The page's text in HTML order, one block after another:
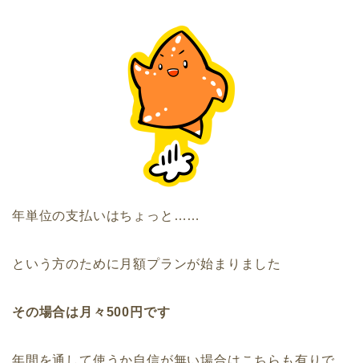
年単位の支払いはちょっと……
という方のために月額プランが始まりました
その場合は月々500円です